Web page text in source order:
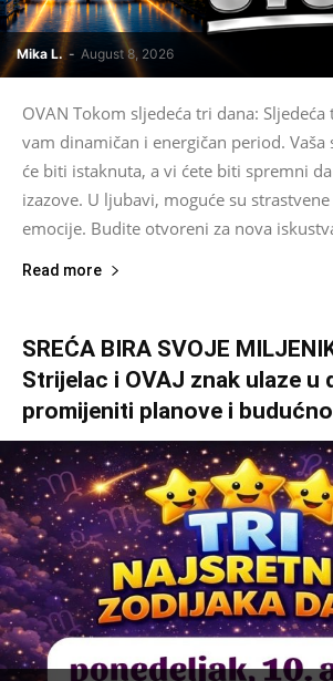
Mika L. - August 8, 2026
OVAN Tokom sljedeća tri dana:
vam dinamičan i energičan period.
će biti istaknuta, a vi ćete biti spremni
izazove. U ljubavi, moguće su
emocije. Budite otvoreni za nova
Read more
SREĆA BIRA SVOJE
Strijelac i OVAJ znak ulaze u
promijeniti planove i